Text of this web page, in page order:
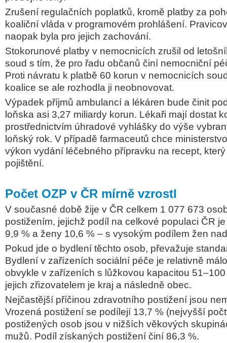
Zrušení regulačních poplatků, kromě platby za
koaliční vláda v programovém prohlášení.
naopak byla pro jejich zachování.
Stokorunové platby v nemocnicích zrušil od
soud s tím, že pro řadu občanů činí nemocniční
Proti návratu k platbě 60 korun v nemocnicích
koalice se ale rozhodla ji neobnovovat.
Výpadek příjmů ambulancí a lékáren bude činit
loňska asi 3,27 miliardy korun. Lékaři mají dostat
prostřednictvím úhradové vyhlášky do výše
loňský rok. V případě farmaceutů chce
výkon vydání léčebného přípravku na recept,
pojištění.
Počet OZP v ČR mírně vzrostl
V současné době žije v ČR celkem 1 077 673
postižením, jejichž podíl na celkové populaci ČR
9,9 % a ženy 10,6 % – s vysokým podílem žen
Pokud jde o bydlení těchto osob, převažuje
Bydlení v zařízeních sociální péče je relativně
obvykle v zařízeních s lůžkovou kapacitou
jejich zřizovatelem je kraj a následně obec.
Nejčastější příčinou zdravotního postižení jsou
Vrozená postižení se podílejí 13,7 % (nejvyšší
postižených osob jsou v nižších věkových
mužů. Podíl získaných postižení činí 86,3 %.